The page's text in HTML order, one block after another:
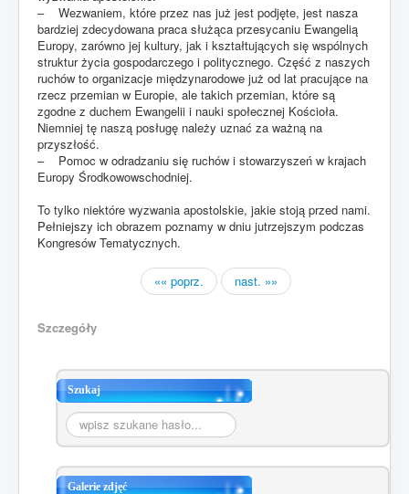
– Wezwaniem, które przez nas już jest podjęte, jest nasza
bardziej zdecydowana praca służąca przesycaniu Ewangelią
Europy, zarówno jej kultury, jak i kształtujących się wspólnych
struktur życia gospodarczego i politycznego. Część z naszych
ruchów to organizacje międzynarodowe już od lat pracujące na
rzecz przemian w Europie, ale takich przemian, które są
zgodne z duchem Ewangelii i nauki społecznej Kościoła.
Niemniej tę naszą posługę należy uznać za ważną na
przyszłość.
– Pomoc w odradzaniu się ruchów i stowarzyszeń w krajach
Europy Środkowowschodniej.
To tylko niektóre wyzwania apostolskie, jakie stoją przed nami.
Pełniejszy ich obrazem poznamy w dniu jutrzejszym podczas
Kongresów Tematycznych.
«« poprz. nast. »»
Szczegóły
Szukaj
Szukaj...
Galerie zdjęć